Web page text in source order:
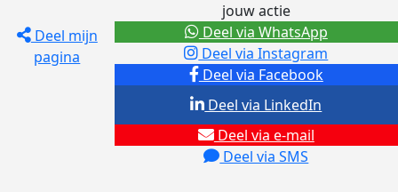
Deel mijn
pagina
jouw actie
Deel via Facebook
Deel via Instagram
Deel via e-mail
Deel via SMS
Deel via LinkedIn
Deel via WhatsApp